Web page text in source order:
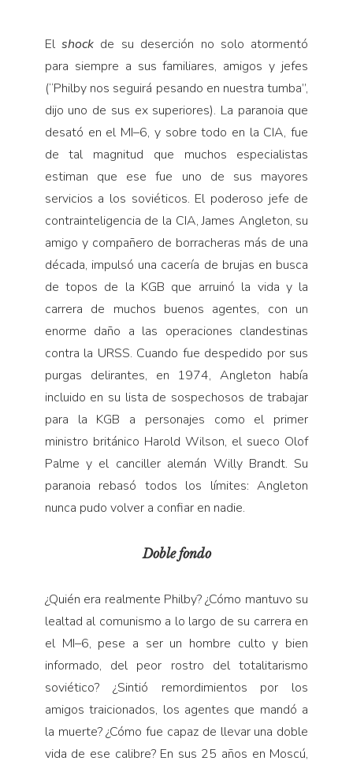
Elshock de su deserción no solo atormentó
para siempre a sus familiares, amigos y jefes
(“Philby nos seguirá pesando en nuestra tumba”,
dijo uno de sus ex superiores). La paranoia que
desató en el MI–6, y sobre todo en la CIA, fue
de tal magnitud que muchos especialistas
estiman que ese fue uno de sus mayores
servicios a los soviéticos. El poderoso jefe de
contrainteligencia de la CIA, James Angleton, su
amigo y compañero de borracheras más de una
década, impulsó una cacería de brujas en busca
de topos de la KGB que arruinó la vida y la
carrera de muchos buenos agentes, con un
enorme daño a las operaciones clandestinas
contra la URSS. Cuando fue despedido por sus
purgas delirantes, en 1974, Angleton había
incluido en su lista de sospechosos de trabajar
para la KGB a personajes como el primer
ministro británico Harold Wilson, el sueco Olof
Palme y el canciller alemán Willy Brandt. Su
paranoia rebasó todos los límites: Angleton
nunca pudo volver a confiar en nadie.
Doble fondo
¿Quién era realmente Philby? ¿Cómo mantuvo su
lealtad al comunismo a lo largo de su carrera en
el MI–6, pese a ser un hombre culto y bien
informado, del peor rostro del totalitarismo
soviético? ¿Sintió remordimientos por los
amigos traicionados, los agentes que mandó a
la muerte? ¿Cómo fue capaz de llevar una doble
vida de ese calibre? En sus 25 años en Moscú,